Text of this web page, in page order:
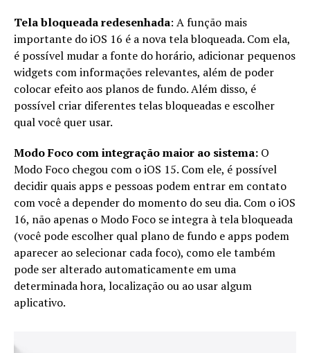
Tela bloqueada redesenhada: A função mais
importante do iOS 16 é a nova tela bloqueada. Com ela,
é possível mudar a fonte do horário, adicionar pequenos
widgets com informações relevantes, além de poder
colocar efeito aos planos de fundo. Além disso, é
possível criar diferentes telas bloqueadas e escolher
qual você quer usar.
Modo Foco com integração maior ao sistema: O
Modo Foco chegou com o iOS 15. Com ele, é possível
decidir quais apps e pessoas podem entrar em contato
com você a depender do momento do seu dia. Com o iOS
16, não apenas o Modo Foco se integra à tela bloqueada
(você pode escolher qual plano de fundo e apps podem
aparecer ao selecionar cada foco), como ele também
pode ser alterado automaticamente em uma
determinada hora, localização ou ao usar algum
aplicativo.